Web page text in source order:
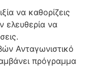
να καθορίζεις
ελευθερία να
Ανταγωνιστικό
πρόγραμμα